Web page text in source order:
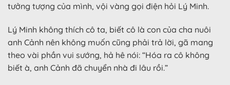
tưởng tượng của mình, vội vàng gọi điện hỏi Lý Minh.
Lý Minh không thích cô ta, biết cô là con của cha nuôi
anh Cảnh nên không muốn cũng phải trả lời, gã mang
theo vài phần vui sướng, hả hê nói: “Hóa ra cô không
biết à, anh Cảnh đã chuyển nhà đi lâu rồi.”